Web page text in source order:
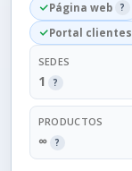
Página web ?
Portal clientes
SEDES
1 ?
PRODUCTOS
∞ ?